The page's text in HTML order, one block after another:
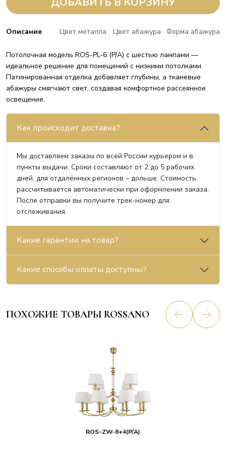
Описание Цвет металла Цвет абажура Форма абажура
Потолочная модель ROS-PL-6 (P/A) с шестью лампами —
идеальное решение для помещений с низкими потолками.
Патинированная отделка добавляет глубины, а тканевые
абажуры смягчают свет, создавая комфортное рассеянное
освещение.
Как происходит доставка?
Мы доставляем заказы по всей России курьером и в
пункты выдачи. Сроки составляют от 2 до 5 рабочих
дней, для отдалённых регионов – дольше. Стоимость
рассчитывается автоматически при оформлении заказа.
После отправки вы получите трек-номер для
отслеживания.
Какие гарантии на товар?
Какие способы оплаты доступны?
ПОХОЖИЕ ТОВАРЫ ROSSANO
ROS-ZW-8+4(P/A)